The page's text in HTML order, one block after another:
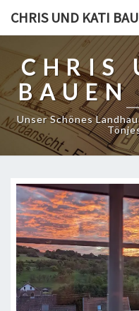
CHRIS UND KATI
CHRIS
Unser Schönes